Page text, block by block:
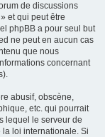
de discussions
» et qui peut être
phpBB a pour seul but
ne peut en aucun cas
que nous
concernant
abusif, obscène,
etc. qui pourrait
lequel le serveur de
loi internationale. Si